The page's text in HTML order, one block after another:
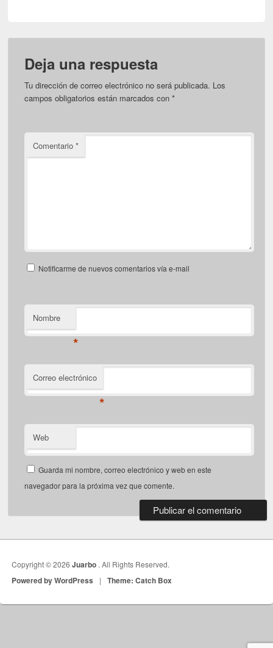
Deja una respuesta
Tu dirección de correo electrónico no será publicada. Los
campos obligatorios están marcados con*
Comentario*
Notificarme de nuevos comentarios vía e-mail
Nombre
*
Correo electrónico
*
Web
Guarda mi nombre, correo electrónico y web en este
navegador para la próxima vez que comente.
Copyright © 2026Juarbo . All Rights Reserved.
Powered by WordPress | Theme: Catch Box